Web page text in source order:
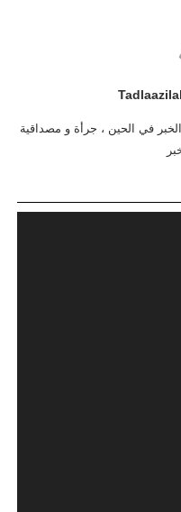
في الحين ، جرأة و مصداقية